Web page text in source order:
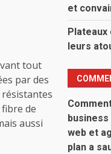
tout
par des
de
aussi
et
Plateaux
leurs
web et
plan a